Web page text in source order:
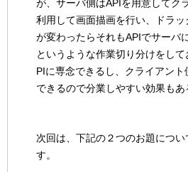
が、サーバ側はAPIを用意してク
利用して画面描画を行い、ドラ
が変わったらそれもAPIでサーバ
というような作業切り分けをし
PIに専念できるし、クライアン
できるので分業しやすい効果もあ
次回は、下記の２つのお題につ
す。